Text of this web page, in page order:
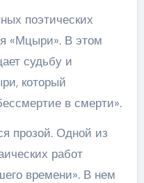
поэтических
«Мцыри». В этом
судьбу и
который
в смерти».
прозой. Одной из
работ
времени». В нем